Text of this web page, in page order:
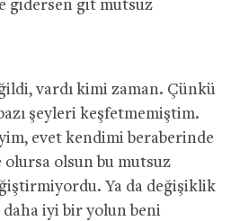
gidersen git mutsuz
vardı kimi zaman. Çünkü
şeyleri keşfetmemiştim.
evet kendimi beraberinde
olsun bu mutsuz
Ya da değişiklik
iyi bir yolun beni